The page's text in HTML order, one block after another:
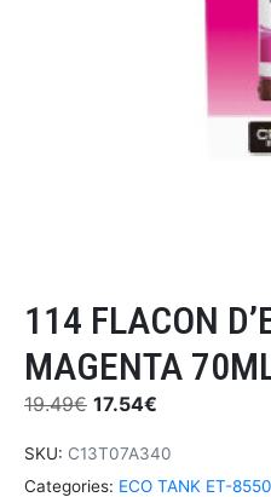
114 FLACON
MAGENTA
19.49€ 17.54€
SKU: C13T07A340
Categories: ECO TANK ET-8550